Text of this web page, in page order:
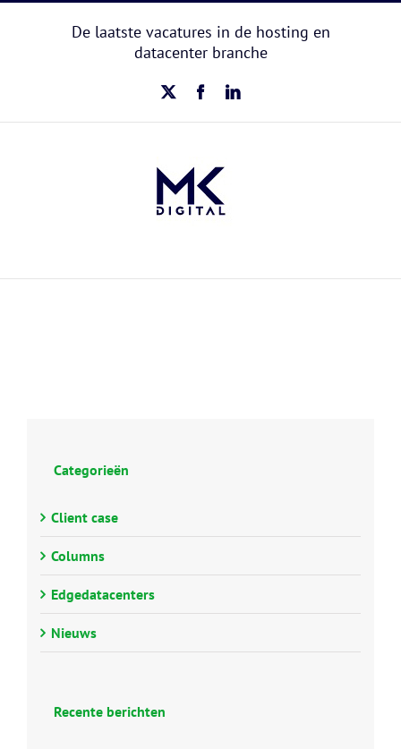
De laatste vacatures in de hosting en
datacenter branche
X FacebookLinkedIn
Categorieën
Client case
Columns
Edgedatacenters
Nieuws
Recente berichten